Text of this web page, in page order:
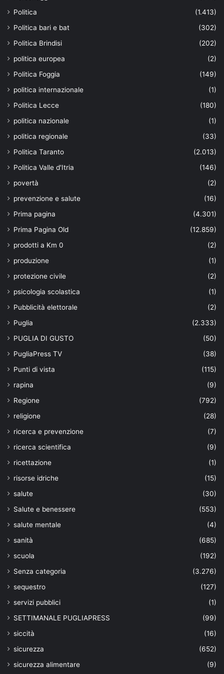
Politica
(1.413)
Politica bari e bat
(302)
Politica Brindisi
(202)
politica europea
(2)
Politica Foggia
(149)
politica internazionale
(1)
Politica Lecce
(180)
politica nazionale
(1)
politica regionale
(33)
Politica Taranto
(2.013)
Politica Valle d'Itria
(146)
povertà
(2)
prevenzione e salute
(16)
Prima pagina
(4.301)
Prima Pagina Old
(12.859)
prodotti a Km 0
(2)
produzione
(1)
protezione civile
(2)
psicologia scolastica
(1)
Pubblicità elettorale
(2)
Puglia
(2.333)
PUGLIA DI GUSTO
(50)
PugliaPress TV
(38)
Punti di vista
(115)
rapina
(9)
Regione
(792)
religione
(28)
ricerca e prevenzione
(7)
ricerca scientifica
(9)
ricettazione
(1)
risorse idriche
(15)
salute
(30)
Salute e benessere
(553)
salute mentale
(4)
sanità
(685)
scuola
(192)
Senza categoria
(3.276)
sequestro
(127)
servizi pubblici
(1)
SETTIMANALE PUGLIAPRESS
(99)
siccità
(16)
sicurezza
(652)
sicurezza alimentare
(9)